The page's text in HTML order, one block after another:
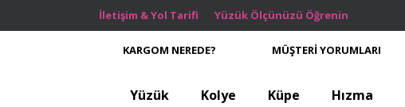
İletişim & Yol Tarifi Yüzük Ölçünüzü Öğrenin
KARGOM NEREDE? MÜŞTERİ YORUMLARI
Yüzük Kolye Küpe Hızma